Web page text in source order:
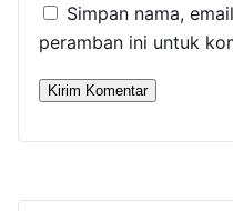
Simpan nama,
peramban ini untuk